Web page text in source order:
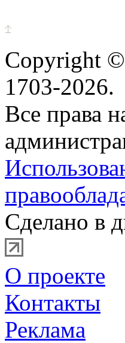
Copyright ©
1703-2026.
Все права
Сделано в
О проекте
Контакты
Реклама